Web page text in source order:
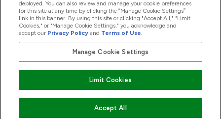
2026 The Hut.com Ltd
deployed. You can also review and manage your cookie preferences
for this site at any time by clicking the “Manage Cookie Settings”
link in this banner. By using this site or clicking "Accept All," "Limit
Cookies," or "Manage Cookie Settings," you acknowledge and
accept our Privacy Policy and Terms of Use.
Manage Cookie Settings
Limit Cookies
Accept All